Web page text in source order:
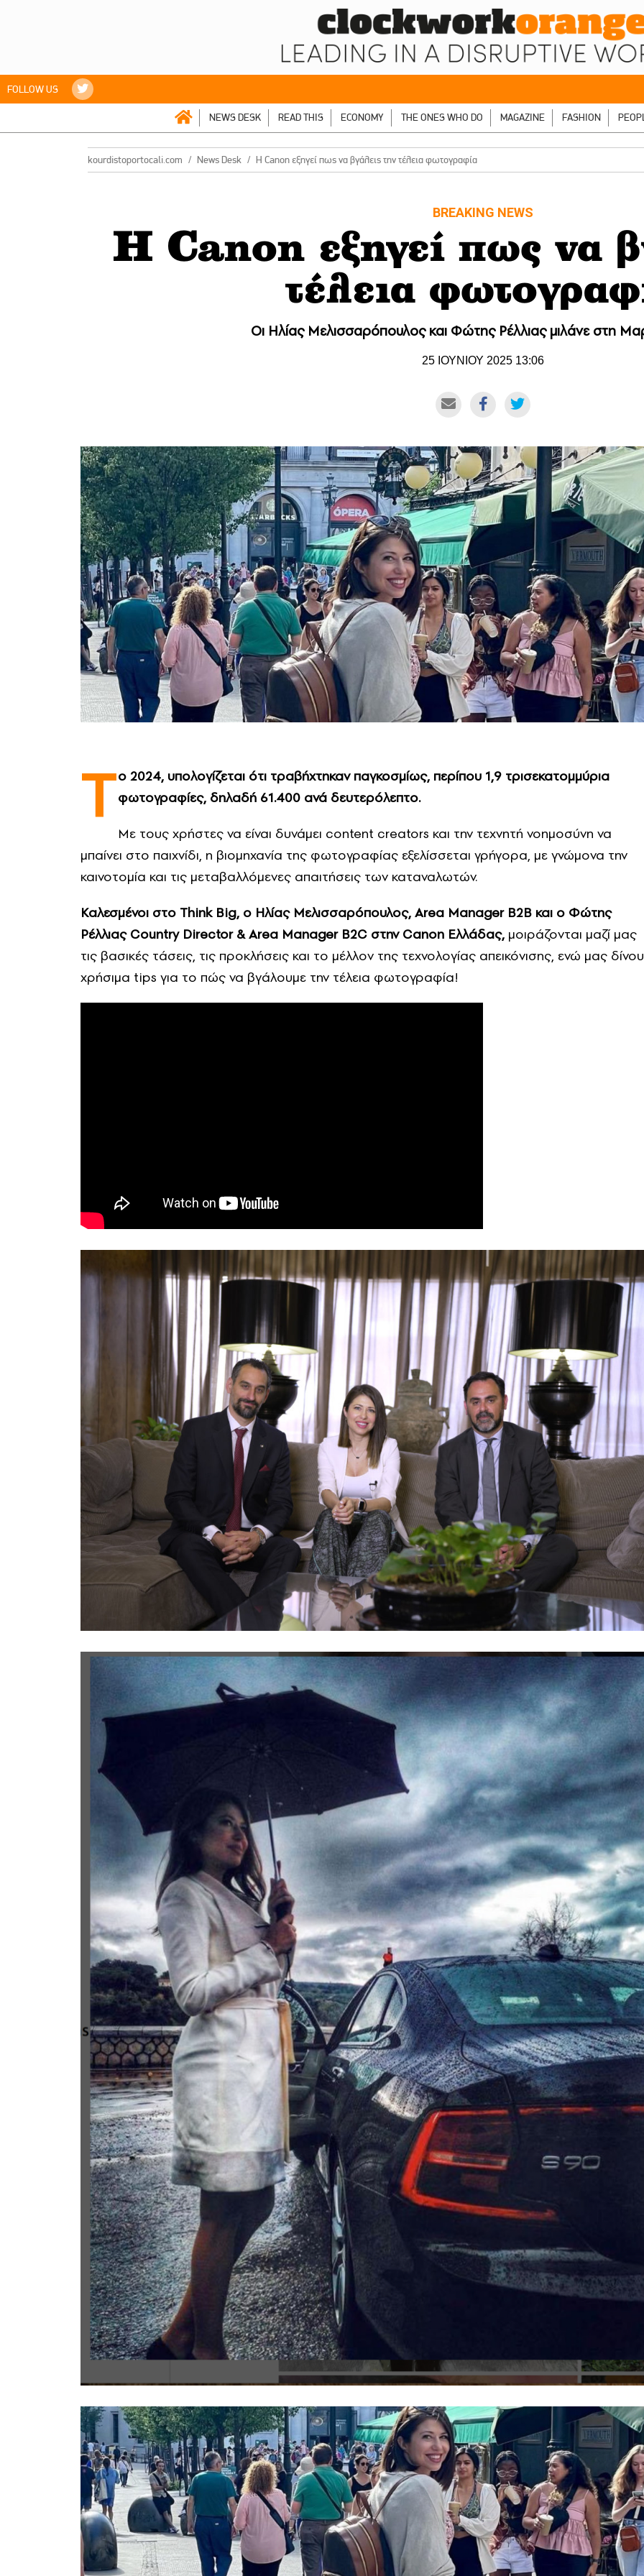
FOLLOW US
NEWS DESK READ THIS ECONOMY THE ONES WHO DO MAGAZINE FASHION
kourdistoportocali.com News Desk H Canon εξηγεί πως να βγάλεις την τέλεια φωτογραφία
BREAKING NEWS
H Canon εξηγεί πως να
τέλεια
Οι Ηλίας Μελισσαρόπουλος και Φώτης Ρέλλιας μιλάνε στη
25 ΙΟΥΝΙΟΥ 2025 13:06
Τ ο 2024, υπολογίζεται ότι τραβήχτηκαν παγκοσμίως, περίπου 1,9 τρισεκατομμύρια
φωτογραφίες, δηλαδή 61.400 ανά δευτερόλεπτο.
Με τους χρήστες να είναι δυνάμει content creators και την τεχνητή νοημοσύνη να
μπαίνει στο παιχνίδι, η βιομηχανία της φωτογραφίας εξελίσσεται γρήγορα, με γνώμονα την
καινοτομία και τις μεταβαλλόμενες απαιτήσεις των καταναλωτών.
Καλεσμένοι στο Think Big, ο Ηλίας Μελισσαρόπουλος, Area Manager B2B και ο Φώτης
Ρέλλιας Country Director & Area Manager B2C στην Canon Ελλάδας, μοιράζονται μαζί μας
τις βασικές τάσεις, τις προκλήσεις και το μέλλον της τεχνολογίας απεικόνισης, ενώ μας
χρήσιμα tips για το πώς να βγάλουμε την τέλεια φωτογραφία!